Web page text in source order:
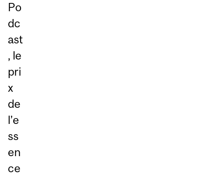
Po
dc
ast
, le
pri
x
de
l’e
ss
en
ce